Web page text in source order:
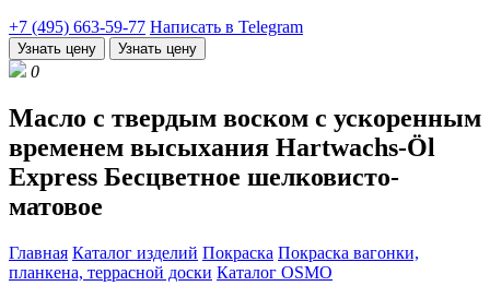
+7 (495) 663-59-77 Написать в Telegram
Узнать цену Узнать цену
0
Масло с твердым воском с ускоренным
временем высыхания Hartwachs-Öl
Express Бесцветное шелковисто-
матовое
Главная Каталог изделий Покраска Покраска вагонки,
планкена, террасной доски Каталог OSMO